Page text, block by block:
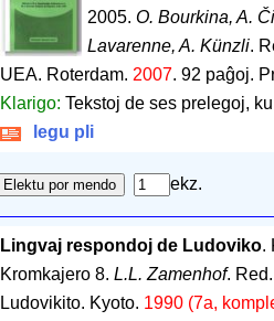
2005. O. Bourkina, A.
Lavarenne, A. Künzli.
UEA. Roterdam. 2007. 92 paĝoj.
Klarigo: Tekstoj de ses prelegoj,
legu pli
ekz.
Lingvaj respondoj de Ludoviko.
Kromkajero 8. L.L. Zamenhof.
Ludovikito. Kyoto. 1990 (7a,